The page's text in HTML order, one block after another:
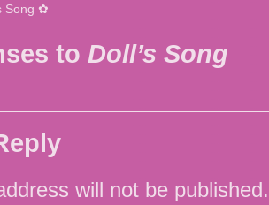
Song ✿
to Doll’s Song
will not be published.